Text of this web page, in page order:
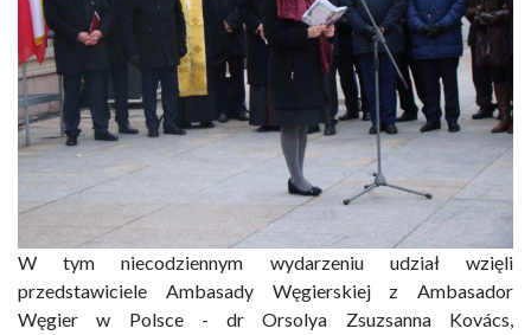
W tym niecodziennym wydarzeniu udział wzięli
przedstawiciele Ambasady Węgierskiej z Ambasador
Węgier w Polsce - dr Orsolya Zsuzsanna Kovács,